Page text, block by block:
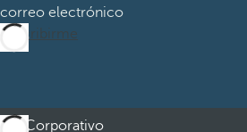
correo electrónico
Suscribirme
Corporativo